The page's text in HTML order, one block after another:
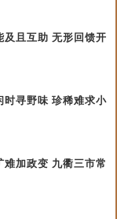
且互助 无形回馈开
时寻野味 珍稀难求小
加政变 九衢三市常